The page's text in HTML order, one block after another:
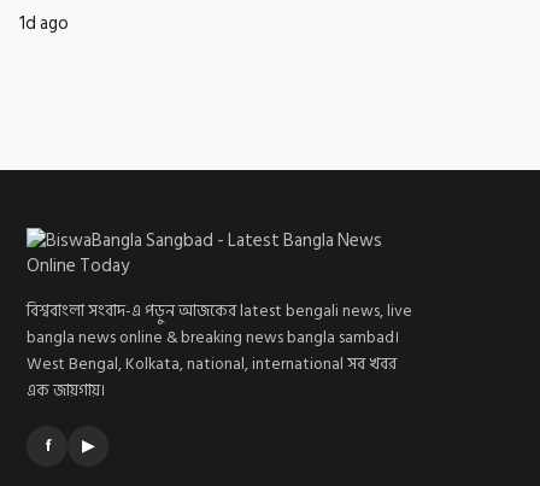
1d ago
বিশ্ববাংলা সংবাদ-এ পড়ুন আজকের latest bengali news, live
bangla news online & breaking news bangla sambad।
West Bengal, Kolkata, national, international সব খবর
এক জায়গায়।
f ▶